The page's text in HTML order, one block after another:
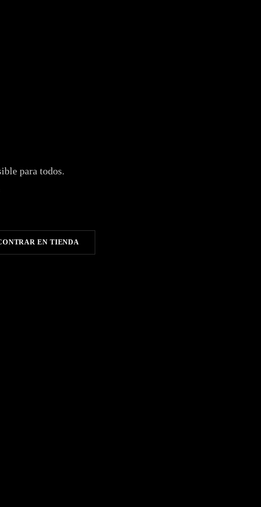
in San Diego
para todos.
EN TIENDA